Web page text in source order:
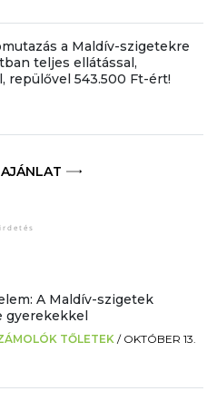
a Maldív-szigetekre
teljes ellátással,
repülővel 543.500 Ft-ért!
A Maldív-szigetek
gyerekekkel
TŐLETEK / OKTÓBER 13.